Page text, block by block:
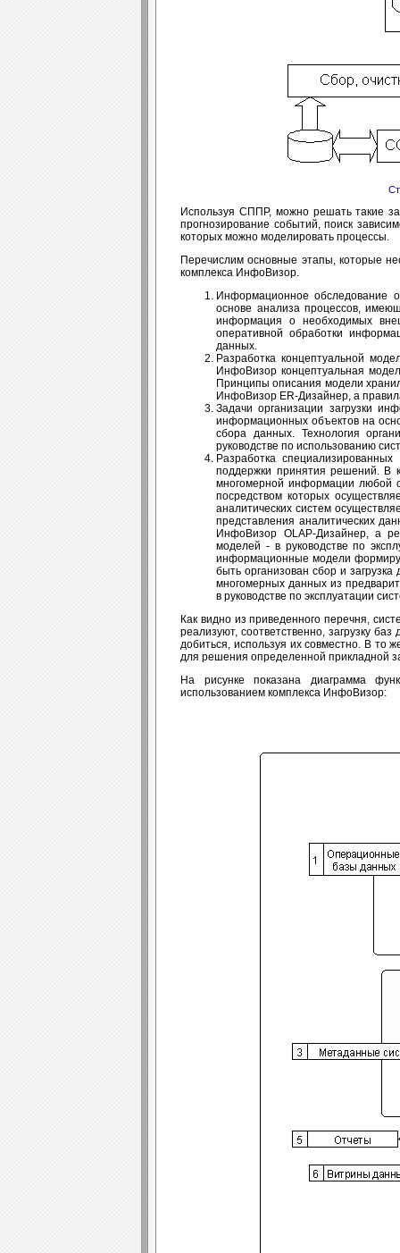
Используя СППР, можно решать такие
прогнозирование событий, поиск
которых можно моделировать процессы.
Перечислим основные этапы, которые
комплекса ИнфоВизор.
Информационное обследование
основе анализа процессов,
информация о необходимых
оперативной обработки
данных.
Разработка концептуальной
ИнфоВизор концептуальная
Принципы описания модели
ИнфоВизор ER-Дизайнер, а
Задачи организации загрузки
информационных объектов на
сбора данных. Технология
руководстве по использованию
Разработка
поддержки принятия решений. В
многомерной информации любой
посредством которых
аналитических систем
представления аналитических
ИнфоВизор OLAP-Дизайнер, а
моделей - в руководстве по
информационные модели
быть организован сбор и
многомерных данных из
в руководстве по эксплуатации
Как видно из приведенного перечня,
реализуют, соответственно, загрузку
добиться, используя их совместно. В то
для решения определенной прикладной
На рисунке показана диаграмма
использованием комплекса ИнфоВизор: